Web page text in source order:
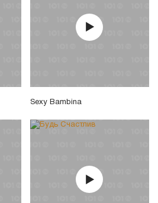
Sexy Bambina